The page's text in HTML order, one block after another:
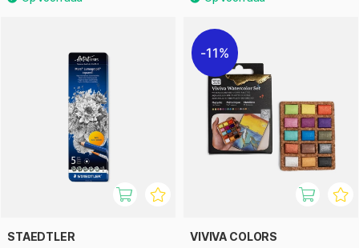
STAEDTLER
11%
VIVIVA COLORS